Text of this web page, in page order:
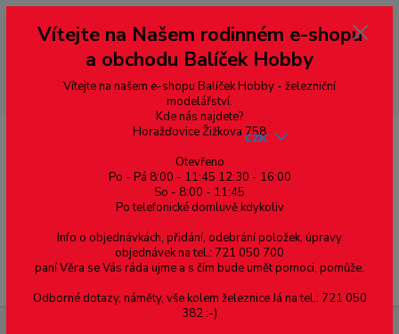
--- pro zákazníky ze Slovenska a jiných zemí, pokud chcete platit v eurech
přepněte si e-shop na euro 💶 pro přepočet měny - pravý horní roh ---
dobírky – pokud si z nějakého důvodu zásilku nevyzvednete, bude po
domluvě zaslána znovu s opětovnou platbou za poštovné, v opačném
případě bude zrušena a účet přidán na blacklist a rušeny následující
objednávky.
Menu
CZK
Vítejte na Našem rodinném e-shopu
a obchodu Balíček Hobby
Vítejte na našem e-shopu Balíček Hobby - železniční
modelářství.
Kde nás najdete?
Horažďovice Žižkova 758
Otevřeno
Po - Pá 8:00 - 11:45 12:30 - 16:00
So - 8:00 - 11:45
Po telefonické domluvě kdykoliv
Info o objednávkách, přidání, odebrání položek, úpravy
objednávek na tel.: 721 050 700
paní Věra se Vás ráda ujme a s čím bude umět pomoci, pomůže.
Odborné dotazy, náměty, vše kolem železnice Já na tel.: 721 050
382 :-)